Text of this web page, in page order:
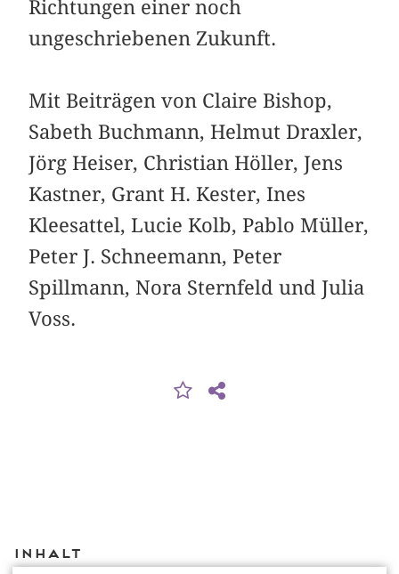
Richtungen einer noch
ungeschriebenen Zukunft.
Mit Beiträgen von Claire Bishop,
Sabeth Buchmann, Helmut Draxler,
Jörg Heiser, Christian Höller, Jens
Kastner, Grant H. Kester, Ines
Kleesattel, Lucie Kolb, Pablo Müller,
Peter J. Schneemann, Peter
Spillmann, Nora Sternfeld und Julia
Voss.
Inhalt